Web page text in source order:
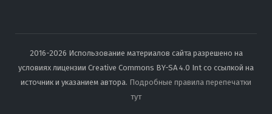
2016-2026 Использование материалов сайта разрешено на
условиях лицензии Creative Commons BY-SA 4.0 Int со ссылкой на
источник и указанием автора. Подробные правила перепечатки
тут